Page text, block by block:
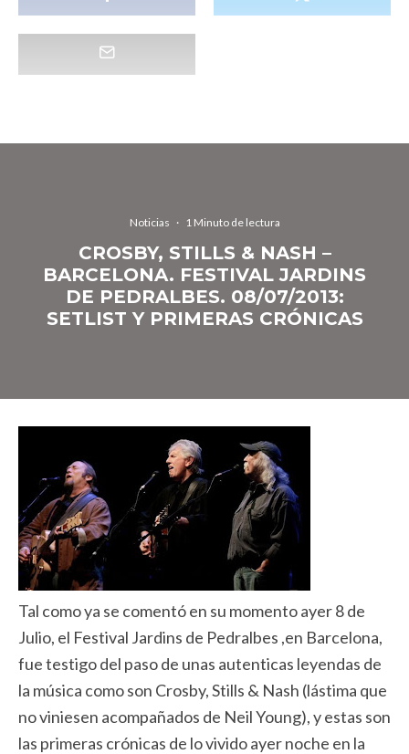
Noticias · 1 Minuto de lectura
CROSBY, STILLS & NASH –
BARCELONA. FESTIVAL JARDINS
DE PEDRALBES. 08/07/2013:
SETLIST Y PRIMERAS CRÓNICAS
Tal como ya se comentó en su momento ayer 8 de
Julio, el Festival Jardins de Pedralbes ,en Barcelona,
fue testigo del paso de unas autenticas leyendas de
la música como son Crosby, Stills & Nash (lástima que
no viniesen acompañados de Neil Young), y estas son
las primeras crónicas de lo vivido ayer noche en la